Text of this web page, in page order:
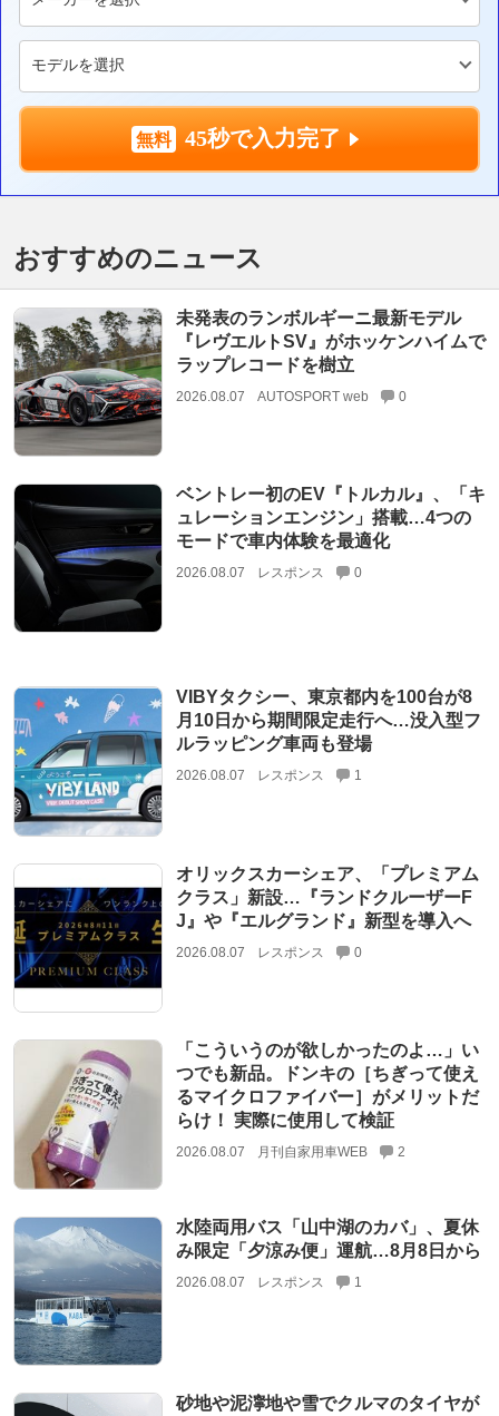
45秒で入力完了
おすすめのニュース
未発表のランボルギーニ最新モデル
『レヴエルトSV』がホッケンハイムで
ラップレコードを樹立
2026.08.07 AUTOSPORT web 0
ベントレー初のEV『トルカル』、「キ
ュレーションエンジン」搭載…4つの
モードで車内体験を最適化
2026.08.07 レスポンス 0
VIBYタクシー、東京都内を100台が8
月10日から期間限定走行へ…没入型フ
ルラッピング車両も登場
2026.08.07 レスポンス 1
オリックスカーシェア、「プレミアム
クラス」新設…『ランドクルーザーF
J』や『エルグランド』新型を導入へ
2026.08.07 レスポンス 0
「こういうのが欲しかったのよ…」い
つでも新品。ドンキの［ちぎって使え
るマイクロファイバー］がメリットだ
らけ！ 実際に使用して検証
2026.08.07 月刊自家用車WEB 2
水陸両用バス「山中湖のカバ」、夏休
み限定「夕涼み便」運航…8月8日から
2026.08.07 レスポンス 1
砂地や泥濘地や雪でクルマのタイヤが